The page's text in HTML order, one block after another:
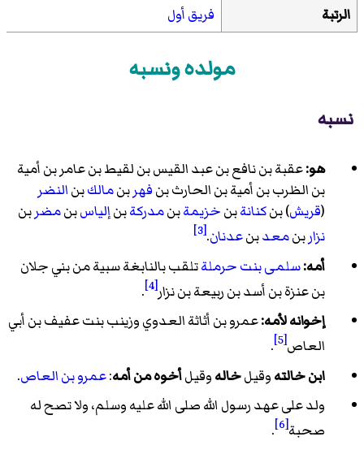
الرتبة
فريق أول
مولده ونسبه
نسبه
هو:عقبة بن نافع بن عبد القيس بن لقيط بن عامر بن أمية
بن الظرب بن أمية بن الحارث بنفهربنمالكبنالنضر
(قريش) بنكنانةبنخزيمةبنمدركةبنإلياسبنمضربن
نزاربنمعدبنعدنان.
[3]
أمه:سلمى بنت حرملةتلقب بالنابغة سبية من بني جلان
بن عنزة بن أسد بن ربيعة بن نزار[4]
.
إخوانه لأمه:عمرو بن أثاثة العدوي وزينب بنت عفيف بن أبي
العاص[5]
.
ابن خالتهوقيلخالهوقيلأخوه من أمه:عمرو بن العاص.
ولد على عهد رسول الله صلى الله عليه وسلم، ولا تصح له
صحبة[6]
.